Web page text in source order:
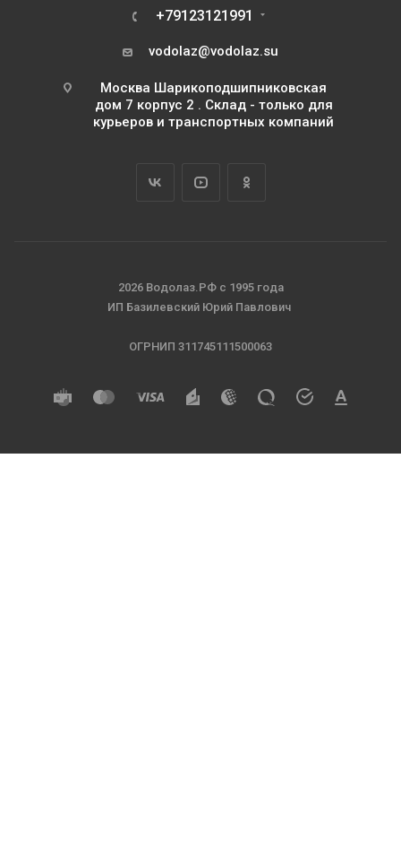
+79123121991
vodolaz@vodolaz.su
Москва Шарикоподшипниковская
дом 7 корпус 2 . Склад - только для
курьеров и транспортных компаний
2026 Водолаз.РФ с 1995 года
ИП Базилевский Юрий Павлович
ОГРНИП 311745111500063